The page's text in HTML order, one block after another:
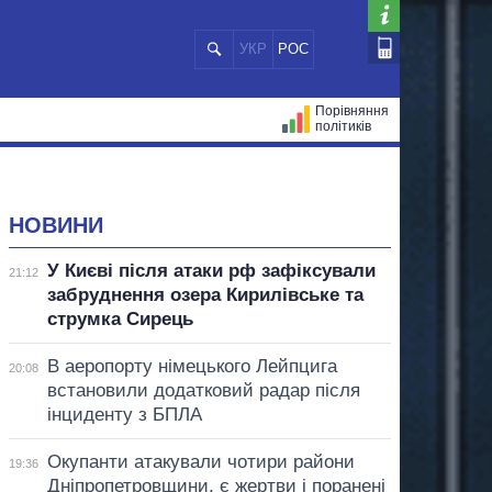
УКР РОС
Порівняння
політиків
НОВИНИ
21:12
У Києві після атаки рф зафіксували
забруднення озера Кирилівське та
струмка Сирець
20:08
В аеропорту німецького Лейпцига
встановили додатковий радар після
інциденту з БПЛА
19:36
Окупанти атакували чотири райони
Дніпропетровщини, є жертви і поранені